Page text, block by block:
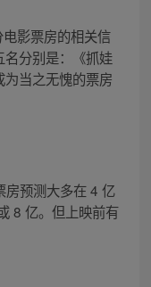
影票房的相关信
分别是：《抓娃
当之无愧的票房
房预测大多在 4 亿
8 亿。但上映前有